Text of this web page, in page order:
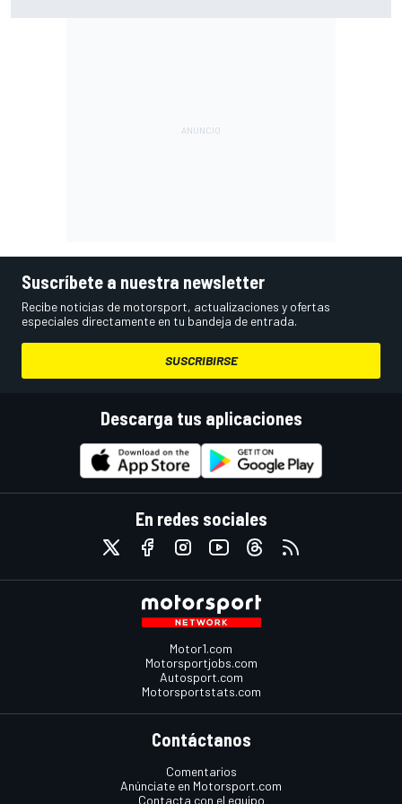
Suscríbete a nuestra newsletter
Recibe noticias de motorsport, actualizaciones y ofertas
especiales directamente en tu bandeja de entrada.
SUSCRIBIRSE
Descarga tus aplicaciones
En redes sociales
Motor1.com
Motorsportjobs.com
Autosport.com
Motorsportstats.com
Contáctanos
Comentarios
Anúnciate en Motorsport.com
Contacta con el equipo